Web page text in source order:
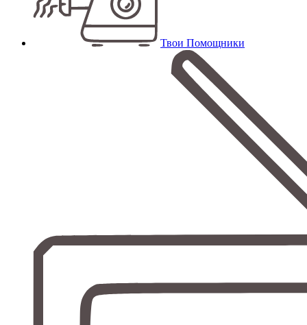
Твои Помощники